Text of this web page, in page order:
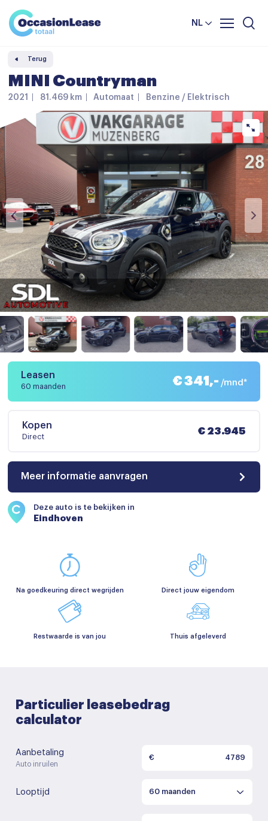
NL
Leasevoorwaarden
Veelgestelde vragen
Nieuws en tips
Over ons
Vergelijker
Terug
MINI Countryman
2021 81.469 km Automaat Benzine / Elektrisch
Leasen
60 maanden € 341,- /mnd*
Kopen
Direct
€ 23.945
Meer informatie aanvragen
Deze auto is te bekijken in
Eindhoven
Na goedkeuring direct wegrijden Direct jouw eigendom
Restwaarde is van jou Thuis afgeleverd
Particulier leasebedrag
calculator
Aanbetaling
Auto inruilen
€
Looptijd